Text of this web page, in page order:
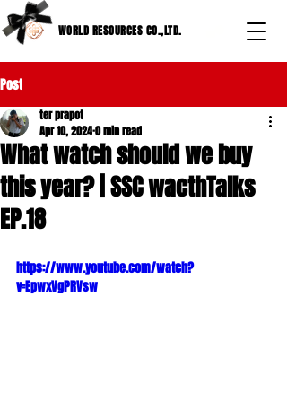
WORLD RESOURCES CO.,LTD.
Post
What watch should we buy
this year? | SSC wacthTalks
EP.18
ter prapot
Apr 10, 20240 min read
https://www.youtube.com/watch?
v=EpwxVgPRVsw